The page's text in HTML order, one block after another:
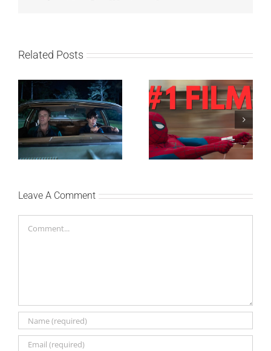
Related Posts
SF NIGHT: POSLEDNJI
DANI ULICE
HRASTOVA u Concept
Cinema i CineStar
bioskopima 12. avgusta
Najuspešnije otvaranje
studijskog filma u Srbiji:
Spajdermen: Novi dan
oborio rekord već prvog
vikenda
Leave A Comment